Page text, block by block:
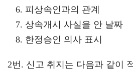
피상속인과의 관계
상속개시 사실을 안 날짜
한정승인 의사 표시
2번. 신고 취지는 다음과 같이